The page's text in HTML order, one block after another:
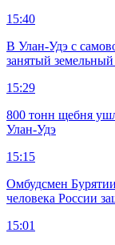
15:40
В Улан-Удэ с
занятый земельный
15:29
800 тонн щебня
Улан-Удэ
15:15
Омбудсмен
человека России
15:01